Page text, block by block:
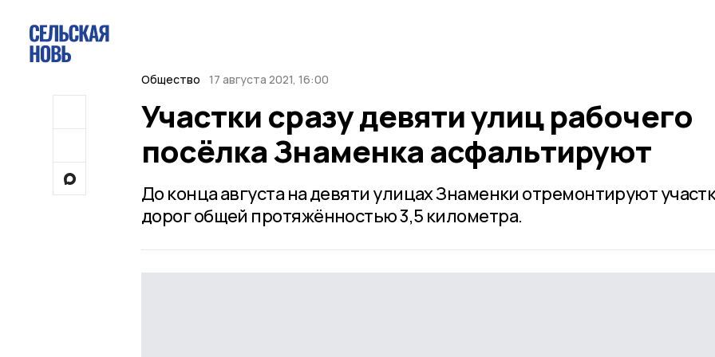
Общество 17 августа 2021, 16:00
Участки сразу девяти улиц рабочего
посёлка Знаменка асфальтируют
До конца августа на девяти улицах Знаменки отремонтируют
дорог общей протяжённостью 3,5 километра.